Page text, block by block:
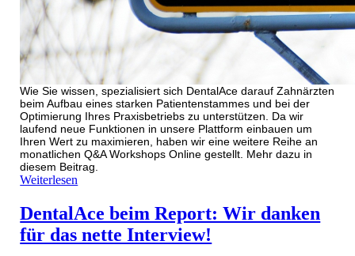
Wie Sie wissen, spezialisiert sich DentalAce darauf Zahnärzten
beim Aufbau eines starken Patientenstammes und bei der
Optimierung Ihres Praxisbetriebs zu unterstützen. Da wir
laufend neue Funktionen in unsere Plattform einbauen um
Ihren Wert zu maximieren, haben wir eine weitere Reihe an
monatlichen Q&A Workshops Online gestellt. Mehr dazu in
diesem Beitrag.
Weiterlesen
DentalAce beim Report: Wir danken
für das nette Interview!